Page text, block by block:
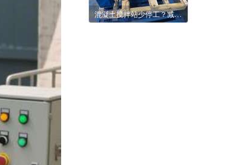
混凝土搅拌站少停工？减速机实用选择参考